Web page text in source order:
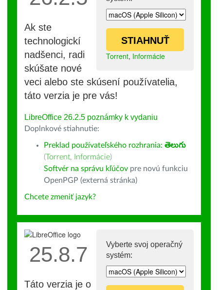
STIAHNUŤ
Torrent, Informácie
Ak ste
technologickí
nadšenci, radi
skúšate nové
veci alebo ste skúsení používatelia,
táto verzia je pre vás!
LibreOffice 26.2.5 poznámky k vydaniu
Doplnkové stiahnutie:
Preklad používateľského rozhrania: తెలుగు
(Torrent, Informácie)
Softvér na správu kľúčov pre novú funkciu
OpenPGP (externá stránka)
Chcete zmeniť jazyk?
Vyberte svoj operačný
systém:
25.8.7
Táto verzia je o